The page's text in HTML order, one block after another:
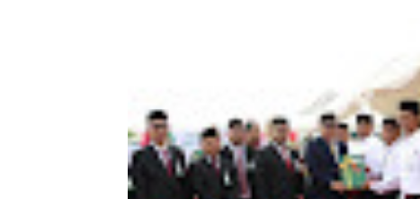
Kapolda Aceh Tutup Pembinaan Tradisi
dan Pembaretan 65 Bintara Remaja
Satbrimob Polda Aceh